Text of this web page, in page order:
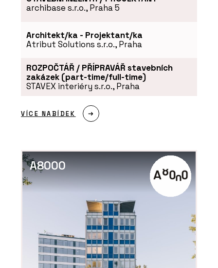
archibase s.r.o., Praha 5
Architekt/ka - Projektant/ka
Atribut Solutions s.r.o., Praha
ROZPOČTÁŘ / PŘÍPRAVÁŘ stavebních
zakázek (part-time/full-time)
STAVEX interiéry s.r.o., Praha
VÍCE NABÍDEK
A8000